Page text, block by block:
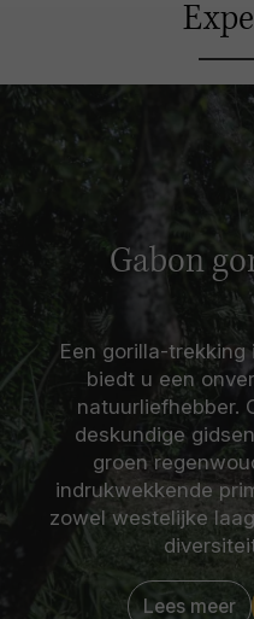
Gabon
Een gorilla-trekking
biedt u een
natuurliefhebber.
deskundige
groen
indrukwekkende
zowel westelijke
Lees meer